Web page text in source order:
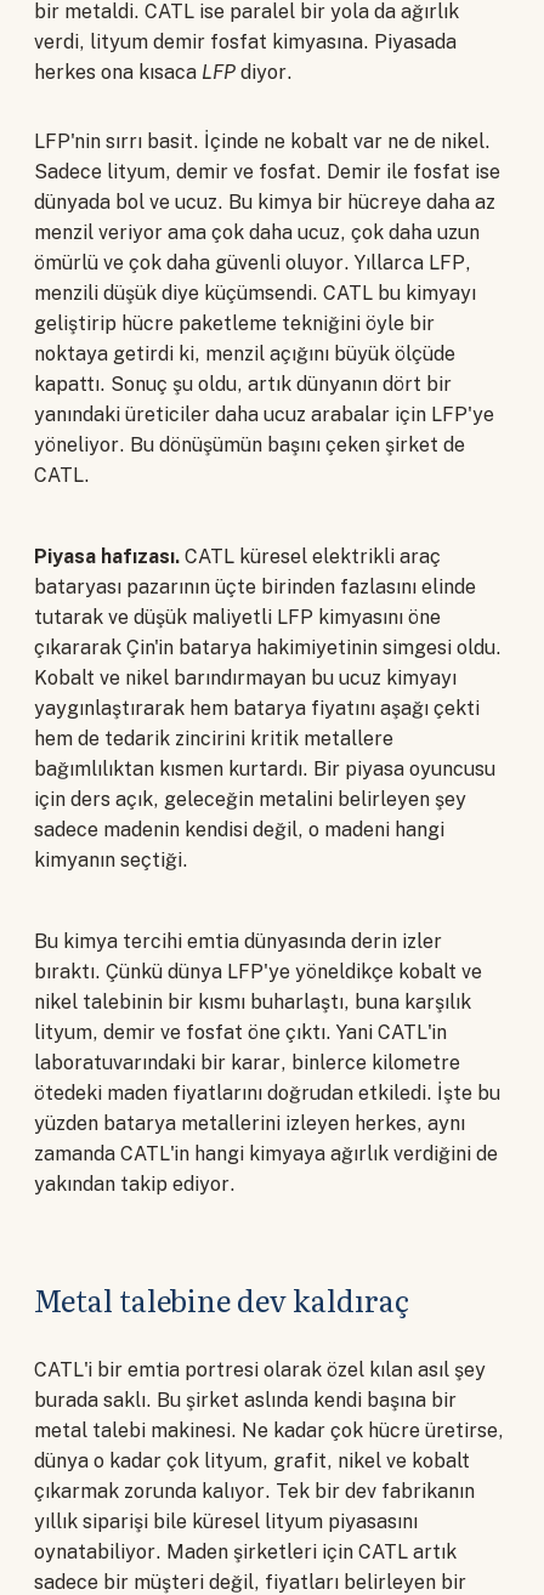
bir metaldi. CATL ise paralel bir yola da ağırlık
verdi, lityum demir fosfat kimyasına. Piyasada
herkes ona kısaca LFP diyor.
LFP'nin sırrı basit. İçinde ne kobalt var ne de nikel.
Sadece lityum, demir ve fosfat. Demir ile fosfat ise
dünyada bol ve ucuz. Bu kimya bir hücreye daha az
menzil veriyor ama çok daha ucuz, çok daha uzun
ömürlü ve çok daha güvenli oluyor. Yıllarca LFP,
menzili düşük diye küçümsendi. CATL bu kimyayı
geliştirip hücre paketleme tekniğini öyle bir
noktaya getirdi ki, menzil açığını büyük ölçüde
kapattı. Sonuç şu oldu, artık dünyanın dört bir
yanındaki üreticiler daha ucuz arabalar için LFP'ye
yöneliyor. Bu dönüşümün başını çeken şirket de
CATL.
Piyasa hafızası. CATL küresel elektrikli araç
bataryası pazarının üçte birinden fazlasını elinde
tutarak ve düşük maliyetli LFP kimyasını öne
çıkararak Çin'in batarya hakimiyetinin simgesi oldu.
Kobalt ve nikel barındırmayan bu ucuz kimyayı
yaygınlaştırarak hem batarya fiyatını aşağı çekti
hem de tedarik zincirini kritik metallere
bağımlılıktan kısmen kurtardı. Bir piyasa oyuncusu
için ders açık, geleceğin metalini belirleyen şey
sadece madenin kendisi değil, o madeni hangi
kimyanın seçtiği.
Bu kimya tercihi emtia dünyasında derin izler
bıraktı. Çünkü dünya LFP'ye yöneldikçe kobalt ve
nikel talebinin bir kısmı buharlaştı, buna karşılık
lityum, demir ve fosfat öne çıktı. Yani CATL'in
laboratuvarındaki bir karar, binlerce kilometre
ötedeki maden fiyatlarını doğrudan etkiledi. İşte bu
yüzden batarya metallerini izleyen herkes, aynı
zamanda CATL'in hangi kimyaya ağırlık verdiğini de
yakından takip ediyor.
Metal talebine dev kaldıraç
CATL'i bir emtia portresi olarak özel kılan asıl şey
burada saklı. Bu şirket aslında kendi başına bir
metal talebi makinesi. Ne kadar çok hücre üretirse,
dünya o kadar çok lityum, grafit, nikel ve kobalt
çıkarmak zorunda kalıyor. Tek bir dev fabrikanın
yıllık siparişi bile küresel lityum piyasasını
oynatabiliyor. Maden şirketleri için CATL artık
sadece bir müşteri değil, fiyatları belirleyen bir